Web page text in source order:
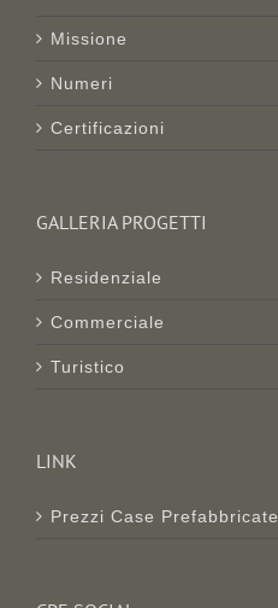
Missione
Numeri
Certificazioni
GALLERIA PROGETTI
Residenziale
Commerciale
Turistico
LINK
Prezzi Case Prefabbricate